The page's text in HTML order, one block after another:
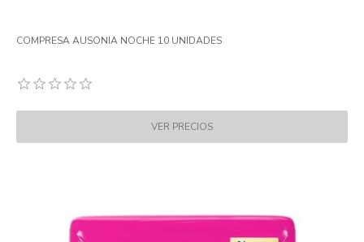
COMPRESA AUSONIA NOCHE 10 UNIDADES